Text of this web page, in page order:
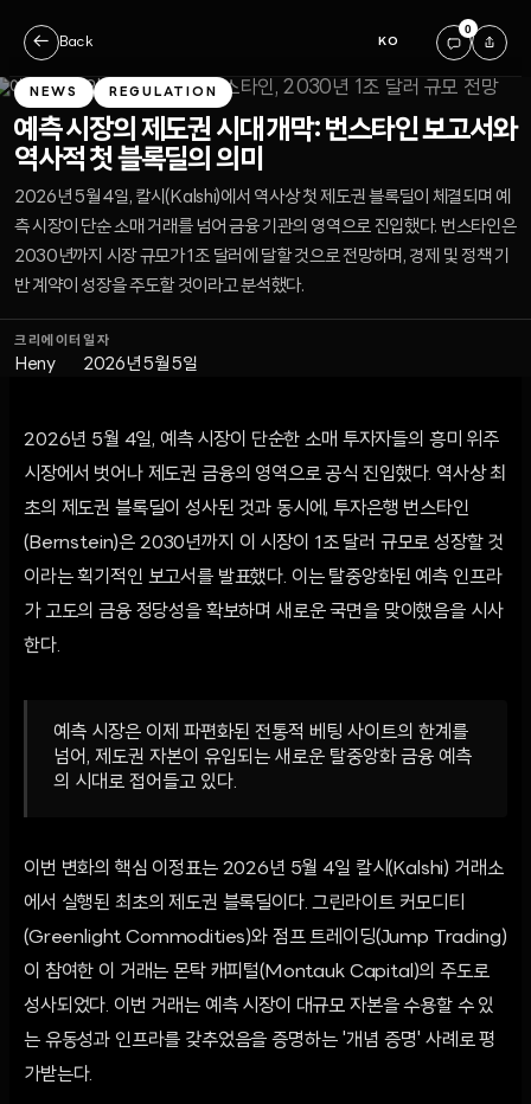
← Back KO
0
NEWS REGULATION
예측 시장의 제도권 시대 개막: 번스타인 보고서와
역사적 첫 블록딜의 의미
2026년 5월 4일, 칼시(Kalshi)에서 역사상 첫 제도권 블록딜이 체결되며 예
측 시장이 단순 소매 거래를 넘어 금융 기관의 영역으로 진입했다. 번스타인은
2030년까지 시장 규모가 1조 달러에 달할 것으로 전망하며, 경제 및 정책 기
반 계약이 성장을 주도할 것이라고 분석했다.
크리에이터
Heny
일자
2026년 5월 5일
2026년 5월 4일, 예측 시장이 단순한 소매 투자자들의 흥미 위주
시장에서 벗어나 제도권 금융의 영역으로 공식 진입했다. 역사상 최
초의 제도권 블록딜이 성사된 것과 동시에, 투자은행 번스타인
(Bernstein)은 2030년까지 이 시장이 1조 달러 규모로 성장할 것
이라는 획기적인 보고서를 발표했다. 이는 탈중앙화된 예측 인프라
가 고도의 금융 정당성을 확보하며 새로운 국면을 맞이했음을 시사
한다.
예측 시장은 이제 파편화된 전통적 베팅 사이트의 한계를
넘어, 제도권 자본이 유입되는 새로운 탈중앙화 금융 예측
의 시대로 접어들고 있다.
이번 변화의 핵심 이정표는 2026년 5월 4일 칼시(Kalshi) 거래소
에서 실행된 최초의 제도권 블록딜이다. 그린라이트 커모디티
(Greenlight Commodities)와 점프 트레이딩(Jump Trading)
이 참여한 이 거래는 몬탁 캐피털(Montauk Capital)의 주도로
성사되었다. 이번 거래는 예측 시장이 대규모 자본을 수용할 수 있
는 유동성과 인프라를 갖추었음을 증명하는 '개념 증명' 사례로 평
가받는다.